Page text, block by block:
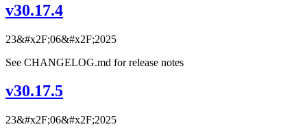
v30.17.4
23&#x2F;06&#x2F;2025
See CHANGELOG.md for release notes
v30.17.5
23&#x2F;06&#x2F;2025